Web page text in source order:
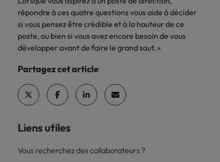
répondre à ces quatre questions vous aide à décider
si vous pensez être crédible et à la hauteur de ce
poste, ou bien si vous avez encore besoin de vous
développer avant de faire le grand saut. »
Partagez cet article
Liens utiles
Vous recherchez des collaborateurs ?